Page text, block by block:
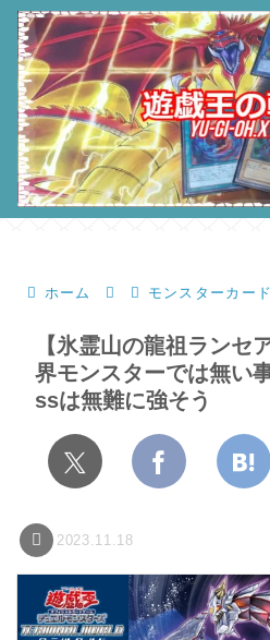
ホーム モンスターカー
【氷霊山の龍祖ランセ
界モンスターでは無い
ssは無難に強そう
2023.11.18